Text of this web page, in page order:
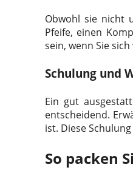
Obwohl sie nicht
Pfeife, einen
sein, wenn Sie
Schulung und
Ein gut
entscheidend.
ist. Diese
So packen